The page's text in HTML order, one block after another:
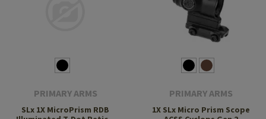
PRIMARY ARMS
SLx 1X MicroPrism RDB
PRIMARY ARMS
1X SLx Micro Prism Scope